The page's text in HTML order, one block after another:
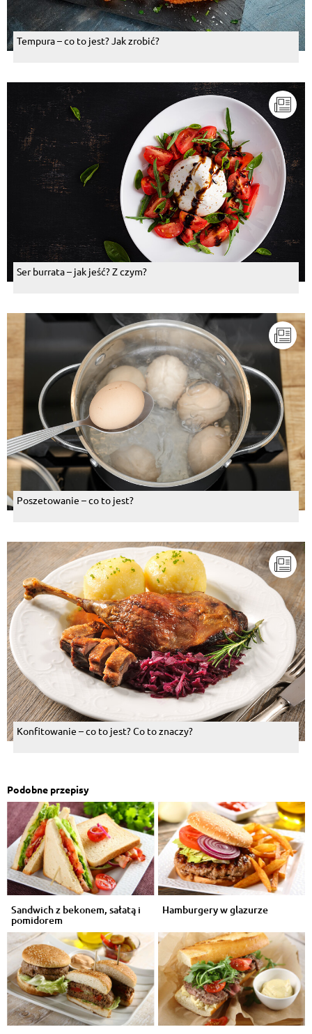
Tempura – co to jest? Jak zrobić?
Ser burrata – jak jeść? Z czym?
Poszetowanie – co to jest?
Konfitowanie – co to jest? Co to znaczy?
Podobne przepisy
Sandwich z bekonem, sałatą i
pomidorem
Hamburgery w glazurze